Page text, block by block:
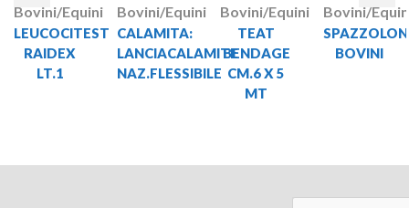
Bovini/Equini
LEUCOCITEST
RAIDEX
LT.1
Bovini/Equini
CALAMITA:
LANCIACALAMITE
NAZ.FLESSIBILE
Bovini/Equini
TEAT
BENDAGE
CM.6 X 5
MT
Bovini/
BOVINI